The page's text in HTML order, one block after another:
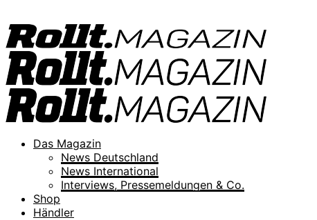
Das Magazin
News Deutschland
News International
Interviews, Pressemeldungen & Co.
Shop
Händler